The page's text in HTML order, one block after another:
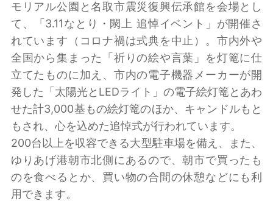
モリアル公園と名取市震災復興伝承館を会場とし
て、「3.11なとり・閖上 追悼イベント」が開催さ
れています（コロナ禍は式典を中止）。市内外や
全国から集まった「祈りの絵や言葉」を灯篭に仕
立てたものに加え、市内の電子機器メーカーが開
発した「太陽光とLEDライト」の電子絵灯篭とあわ
せた計3,000基もの絵灯篭のほか、キャンドルもと
もされ、心を込めた追悼式が行われています。
200台以上を収容できる大型駐車場を備え、また、
ゆりあげ港朝市北側にあるので、朝市で買ったも
のを食べるとか、買い物の合間の休憩などにも利
用できます。